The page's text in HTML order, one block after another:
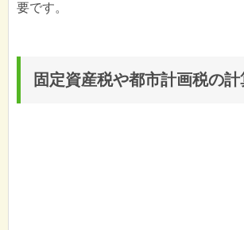
要です。
固定資産税や都市計画税の